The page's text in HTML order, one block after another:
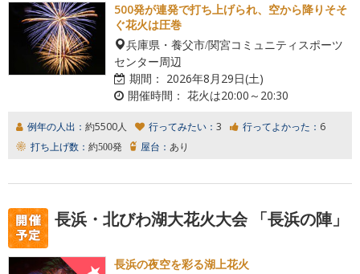
500発が連発で打ち上げられ、空から降りそそ
ぐ花火は圧巻
兵庫県・養父市/関宮コミュニティスポーツ
センター周辺
期間： 2026年8月29日(土)
開催時間： 花火は20:00～20:30
例年の人出： 約5500人 行ってみたい： 3 行ってよかった： 6
打ち上げ数： 約500発 屋台： あり
長浜・北びわ湖大花火大会 「長浜の陣」
長浜の夜空を彩る湖上花火